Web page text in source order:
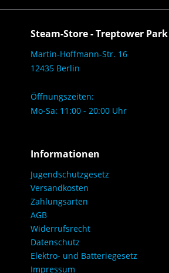
Steam-Store - Treptower Park
Martin-Hoffmann-Str. 16
12435 Berlin
Öffnungszeiten:
Mo-Sa: 11:00 - 20:00 Uhr
Informationen
Jugendschutzgesetz
Versandkosten
Zahlungsarten
AGB
Widerrufsrecht
Datenschutz
Elektro- und Batteriegesetz
Impressum